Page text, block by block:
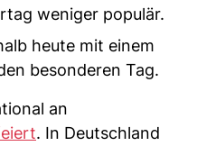
weniger populär.
heute mit einem
besonderen Tag.
an
. In Deutschland